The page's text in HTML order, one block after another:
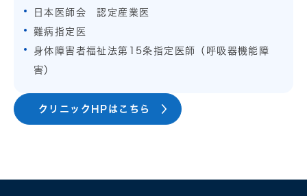
日本医師会 認定産業医
難病指定医
身体障害者福祉法第15条指定医師（呼吸器機能障
害）
クリニックHPはこちら